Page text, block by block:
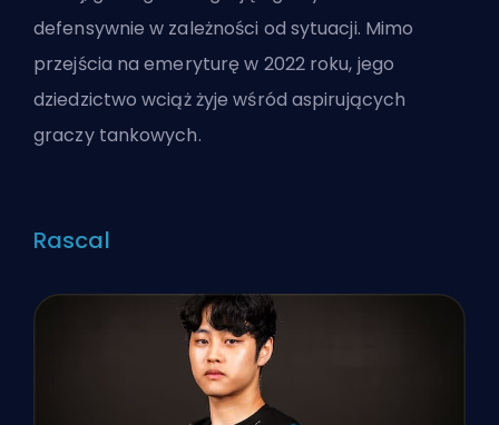
defensywnie w zależności od sytuacji. Mimo
przejścia na emeryturę w 2022 roku, jego
dziedzictwo wciąż żyje wśród aspirujących
graczy tankowych.
Rascal